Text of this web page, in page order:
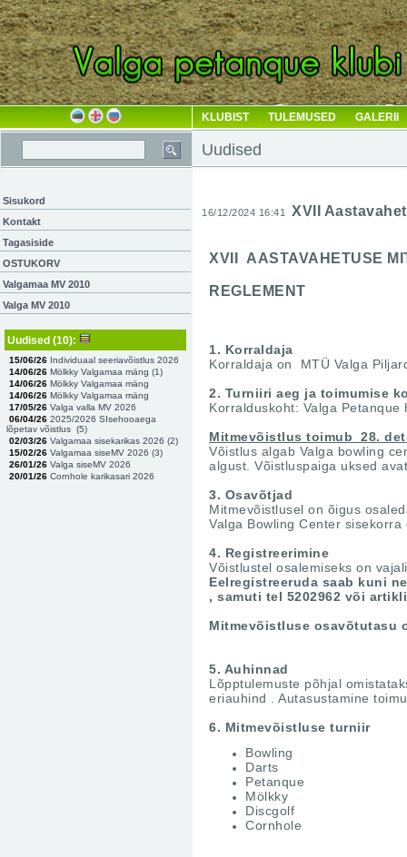
KLUBIST TULEMUSED GALERII
Uudised
Sisukord
Kontakt
Tagasiside
OSTUKORV
Valgamaa MV 2010
Valga MV 2010
Uudised (10):
15/06/26 Individuaal seeriavõistlus 2026
14/06/26 Mölkky Valgamaa mäng (1)
14/06/26 Mölkky Valgamaa mäng
14/06/26 Mölkky Valgamaa mäng
17/05/26 Valga valla MV 2026
06/04/26 2025/2026 SIsehooaega
lõpetav võistlus (5)
02/03/26 Valgamaa sisekarikas 2026 (2)
15/02/26 Valgamaa siseMV 2026 (3)
26/01/26 Valga siseMV 2026
20/01/26 Cornhole karikasari 2026
16/12/2024 16:41 XVII
XVII AASTAVAHETUSE
REGLEMENT
1. Korraldaja
Korraldaja on MTÜ Valga
2. Turniiri aeg ja toimumise
Korralduskoht: Valga
Mitmevõistlus toimub 28.
Võistlus algab Valga bowling
algust. Võistluspaiga uksed
3. Osavõtjad
Mitmevõistlusel on õigus
Valga Bowling Center sisekorra
4. Registreerimine
Võistlustel osalemiseks on
Eelregistreeruda saab kuni
, samuti tel 5202962 või
Mitmevõistluse osavõtutasu
5. Auhinnad
Lõpptulemuste põhjal
eriauhind . Autasustamine
6. Mitmevõistluse turniir
Bowling
Darts
Petanque
Mölkky
Discgolf
Cornhole